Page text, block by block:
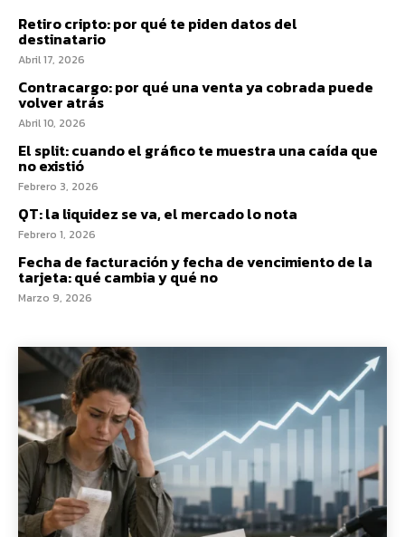
Retiro cripto: por qué te piden datos del
destinatario
Abril 17, 2026
Contracargo: por qué una venta ya cobrada puede
volver atrás
Abril 10, 2026
El split: cuando el gráfico te muestra una caída que
no existió
Febrero 3, 2026
QT: la liquidez se va, el mercado lo nota
Febrero 1, 2026
Fecha de facturación y fecha de vencimiento de la
tarjeta: qué cambia y qué no
Marzo 9, 2026